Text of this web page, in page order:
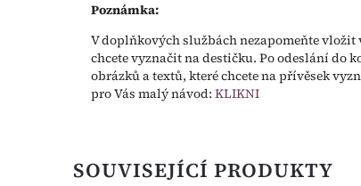
Poznámka:
V doplňkových službách nezapomeňte
chcete vyznačit na destičku. Po odeslání do
obrázků a textů, které chcete na přívěsek
pro Vás malý návod: KLIKNI
SOUVISEJÍCÍ PRODUKTY